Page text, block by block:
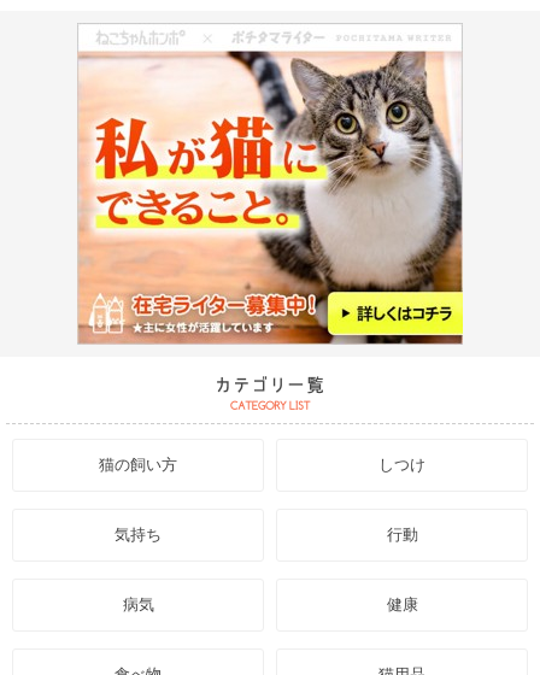
猫の飼い方 しつけ
気持ち 行動
病気 健康